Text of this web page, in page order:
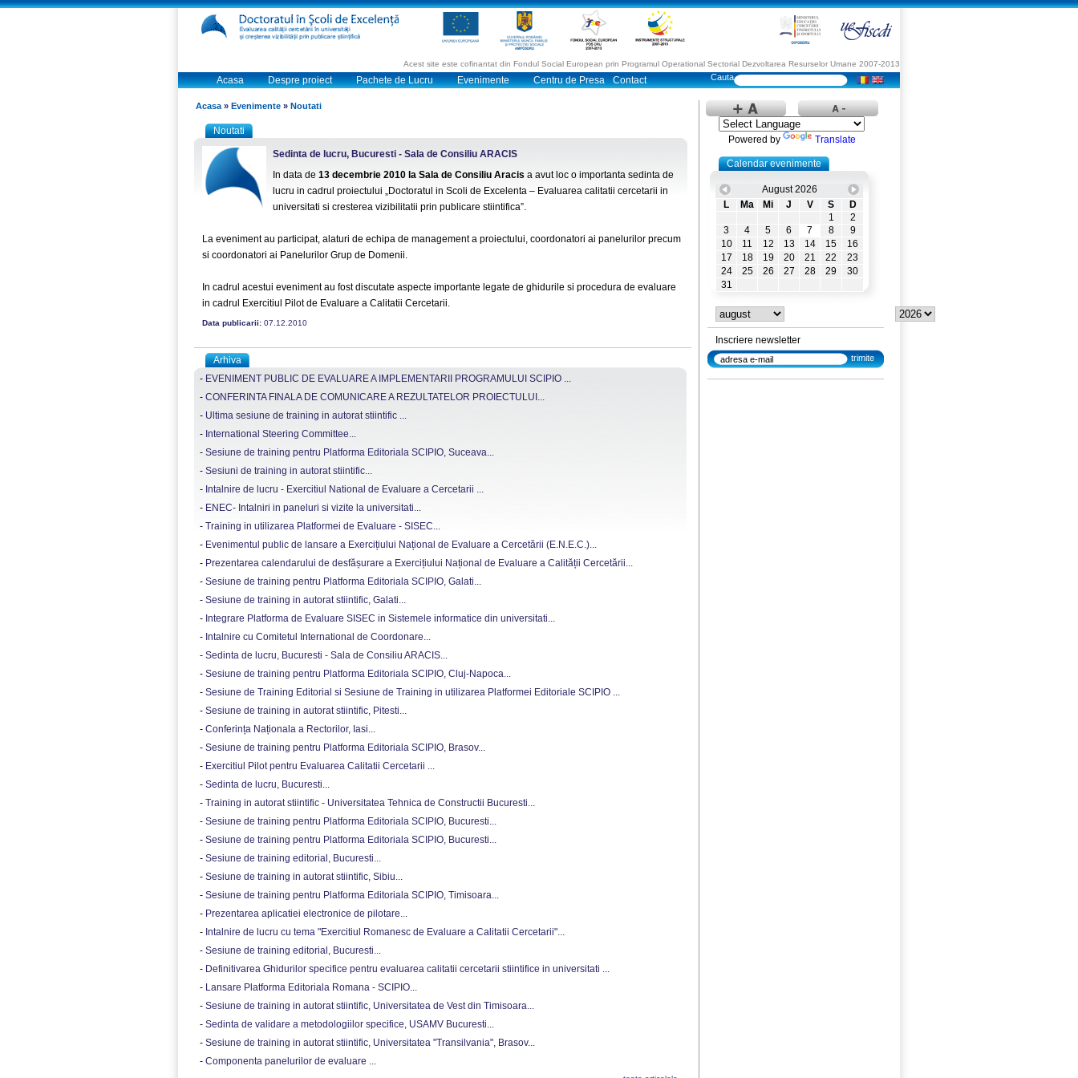
Acest site este cofinantat din Fondul Social European prin Programul Operational Sectorial Dezvoltarea Resurselor Umane 2007-2013
Acasa Despre proiect Pachete de Lucru Evenimente Centru de Presa Contact
Acasa » Evenimente » Noutati
Noutati
Sedinta de lucru, Bucuresti - Sala de Consiliu ARACIS
In data de 13 decembrie 2010 la Sala de Consiliu Aracis a avut loc o importanta sedinta de
lucru in cadrul proiectului „Doctoratul in Scoli de Excelenta – Evaluarea calitatii cercetarii in
universitati si cresterea vizibilitatii prin publicare stiintifica”.
La eveniment au participat, alaturi de echipa de management a proiectului, coordonatori ai panelurilor precum
si coordonatori ai Panelurilor Grup de Domenii.
In cadrul acestui eveniment au fost discutate aspecte importante legate de ghidurile si procedura de evaluare
in cadrul Exercitiul Pilot de Evaluare a Calitatii Cercetarii.
Data publicarii: 07.12.2010
Arhiva
- EVENIMENT PUBLIC DE EVALUARE A IMPLEMENTARII PROGRAMULUI SCIPIO ...
- CONFERINTA FINALA DE COMUNICARE A REZULTATELOR PROIECTULUI...
- Ultima sesiune de training in autorat stiintific ...
- International Steering Committee...
- Sesiune de training pentru Platforma Editoriala SCIPIO, Suceava...
- Sesiuni de training in autorat stiintific...
- Intalnire de lucru - Exercitiul National de Evaluare a Cercetarii ...
- ENEC- Intalniri in paneluri si vizite la universitati...
- Training in utilizarea Platformei de Evaluare - SISEC...
- Evenimentul public de lansare a Exercițiului Național de Evaluare a Cercetării (E.N.E.C.)...
- Prezentarea calendarului de desfășurare a Exercițiului Național de Evaluare a Calității Cercetării...
- Sesiune de training pentru Platforma Editoriala SCIPIO, Galati...
- Sesiune de training in autorat stiintific, Galati...
- Integrare Platforma de Evaluare SISEC in Sistemele informatice din universitati...
- Intalnire cu Comitetul International de Coordonare...
- Sedinta de lucru, Bucuresti - Sala de Consiliu ARACIS...
- Sesiune de training pentru Platforma Editoriala SCIPIO, Cluj-Napoca...
- Sesiune de Training Editorial si Sesiune de Training in utilizarea Platformei Editoriale SCIPIO ...
- Sesiune de training in autorat stiintific, Pitesti...
- Conferința Naționala a Rectorilor, Iasi...
- Sesiune de training pentru Platforma Editoriala SCIPIO, Brasov...
- Exercitiul Pilot pentru Evaluarea Calitatii Cercetarii ...
- Sedinta de lucru, Bucuresti...
- Training in autorat stiintific - Universitatea Tehnica de Constructii Bucuresti...
- Sesiune de training pentru Platforma Editoriala SCIPIO, Bucuresti...
- Sesiune de training pentru Platforma Editoriala SCIPIO, Bucuresti...
- Sesiune de training editorial, Bucuresti...
- Sesiune de training in autorat stiintific, Sibiu...
- Sesiune de training pentru Platforma Editoriala SCIPIO, Timisoara...
- Prezentarea aplicatiei electronice de pilotare...
- Intalnire de lucru cu tema "Exercitiul Romanesc de Evaluare a Calitatii Cercetarii"...
- Sesiune de training editorial, Bucuresti...
- Definitivarea Ghidurilor specifice pentru evaluarea calitatii cercetarii stiintifice in universitati ...
- Lansare Platforma Editoriala Romana - SCIPIO...
- Sesiune de training in autorat stiintific, Universitatea de Vest din Timisoara...
- Sedinta de validare a metodologiilor specifice, USAMV Bucuresti...
- Sesiune de training in autorat stiintific, Universitatea "Transilvania", Brasov...
- Componenta panelurilor de evaluare ...
Powered by Translate
Calendar evenimente
August 2026
L
Ma Mi J V S
D
1
2
3
4 5 6 7 8
9
10
11 12 13 14 15
16
17
18 19 20 21 22
23
24
25 26 27 28 29
30
31
Inscriere newsletter